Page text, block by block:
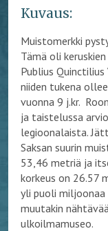
Kuvaus:
Muistomerkki
Tämä oli
Publius
niiden tukena
vuonna 9 j.kr.
ja taistelussa
legioonalaista.
Saksan suurin
53,46 metriä ja
korkeus on 26.57
yli puoli
muutakin
ulkoilmamuseo.